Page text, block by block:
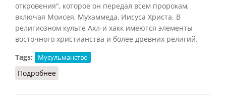
откровения", которое он передал всем пророкам,
включая Моисея, Мухаммеда, Иисуса Христа. В
религиозном культе Ахл-и хакк имеются элементы
восточного христианства и более древних религий.
Tags:
Мусульманство
Подробнее